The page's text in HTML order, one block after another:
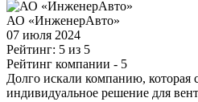
АО «ИнженерАвто»
07 июля 2024
Рейтинг: 5 из 5
Рейтинг компании - 5
Долго искали компанию, которая
индивидуальное решение для